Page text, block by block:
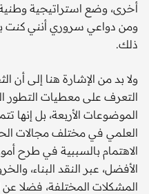
أخرى، وضع استراتيجية
ومن دواعي سروري أنني كنت
ذلك.
ولا بد من الإشارة هنا إلى أن
التعرف على معطيات التطور
الموضوعات الأربعة، بل إنها
العلمي في مختلف مجالات
الاهتمام بالسببية في طرح
الأفضل، عبر النقد البناء،
المشكلات المختلفة، فضلا عن